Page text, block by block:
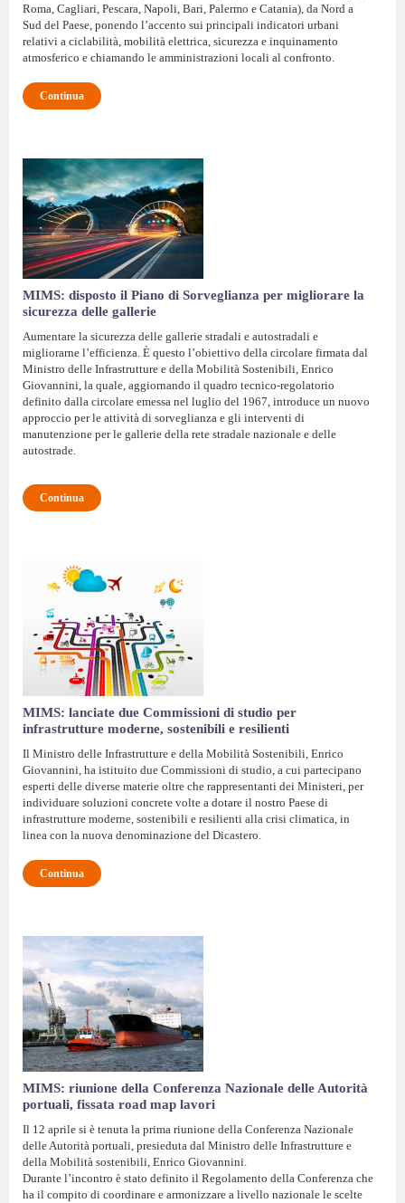
Roma, Cagliari, Pescara, Napoli, Bari, Palermo e Catania), da Nord a
Sud del Paese, ponendo l’accento sui principali indicatori urbani
relativi a ciclabilità, mobilità elettrica, sicurezza e inquinamento
atmosferico e chiamando le amministrazioni locali al confronto.
Continua
MIMS: disposto il Piano di Sorveglianza per migliorare la
sicurezza delle gallerie
Aumentare la sicurezza delle gallerie stradali e autostradali e
migliorarne l’efficienza. È questo l’obiettivo della circolare firmata dal
Ministro delle Infrastrutture e della Mobilità Sostenibili, Enrico
Giovannini, la quale, aggiornando il quadro tecnico-regolatorio
definito dalla circolare emessa nel luglio del 1967, introduce un nuovo
approccio per le attività di sorveglianza e gli interventi di
manutenzione per le gallerie della rete stradale nazionale e delle
autostrade.
Continua
MIMS: lanciate due Commissioni di studio per
infrastrutture moderne, sostenibili e resilienti
Il Ministro delle Infrastrutture e della Mobilità Sostenibili, Enrico
Giovannini, ha istituito due Commissioni di studio, a cui partecipano
esperti delle diverse materie oltre che rappresentanti dei Ministeri, per
individuare soluzioni concrete volte a dotare il nostro Paese di
infrastrutture moderne, sostenibili e resilienti alla crisi climatica, in
linea con la nuova denominazione del Dicastero.
Continua
MIMS: riunione della Conferenza Nazionale delle Autorità
portuali, fissata road map lavori
Il 12 aprile si è tenuta la prima riunione della Conferenza Nazionale
delle Autorità portuali, presieduta dal Ministro delle Infrastrutture e
della Mobilità sostenibili, Enrico Giovannini.
Durante l’incontro è stato definito il Regolamento della Conferenza che
ha il compito di coordinare e armonizzare a livello nazionale le scelte